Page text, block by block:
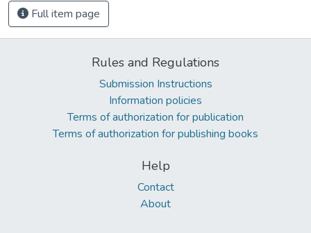
Full item page
Rules and Regulations
Submission Instructions
Information policies
Terms of authorization for publication
Terms of authorization for publishing books
Help
Contact
About